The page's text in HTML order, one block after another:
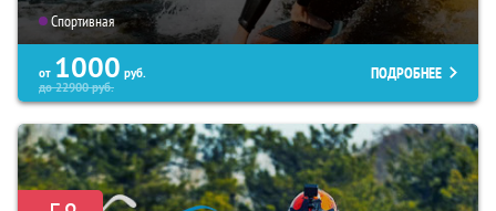
Спортивная
от 1000 руб.
до22900руб.
ПОДРОБНЕЕ